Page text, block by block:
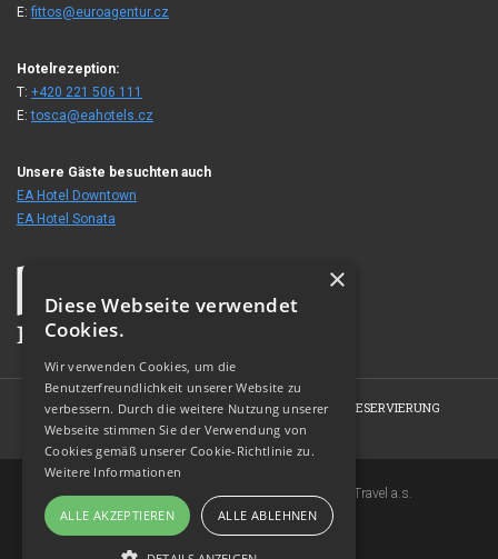
E:fittos@euroagentur.cz
Hotelrezeption:
T: +420 221 506 111
E:tosca@eahotels.cz
Unsere Gäste besuchten auch
EA Hotel Downtown
EA Hotel Sonata
HOME HOTEL ZIMMER ANGEBOTE
RESERVIERUNG
FOTOGALERIE
KONTAKT
Copyright © 2007-2026 EuroAgentur Hotels&Travel a.s.
www.bezvapobyt.cz
Allgemeine Buchungsbedingungen
×
Diese Webseite verwendet
Cookies.
Wir verwenden Cookies, um die
Benutzerfreundlichkeit unserer Website zu
verbessern. Durch die weitere Nutzung unserer
Webseite stimmen Sie der Verwendung von
Cookies gemäß unserer Cookie-Richtlinie zu.
Weitere Informationen
ALLE AKZEPTIEREN ALLE ABLEHNEN